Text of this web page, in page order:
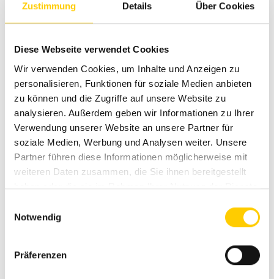
Zustimmung Details Über Cookies
Diese Webseite verwendet Cookies
Wir verwenden Cookies, um Inhalte und Anzeigen zu
personalisieren, Funktionen für soziale Medien anbieten
zu können und die Zugriffe auf unsere Website zu
analysieren. Außerdem geben wir Informationen zu Ihrer
Verwendung unserer Website an unsere Partner für
soziale Medien, Werbung und Analysen weiter. Unsere
Partner führen diese Informationen möglicherweise mit
weiteren Daten zusammen, die Sie ihnen bereitgestellt
haben oder die sie im Rahmen Ihrer Nutzung der Dienste
Notwendig
Präferenzen
Loader Dozers & Graders